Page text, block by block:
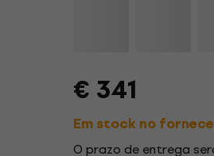
€ 341
Em stock no
O prazo de entrega